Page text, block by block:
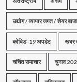
उद्योग / व्यापार जगत / शेयर
कोविड -19 अपडेट खबर
चर्चित समाचार चुनाव